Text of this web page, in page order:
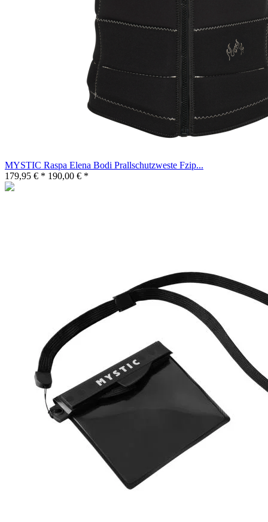
MYSTIC Raspa Elena Bodi Prallschutzweste Fzip...
179,95 € * 190,00 € *